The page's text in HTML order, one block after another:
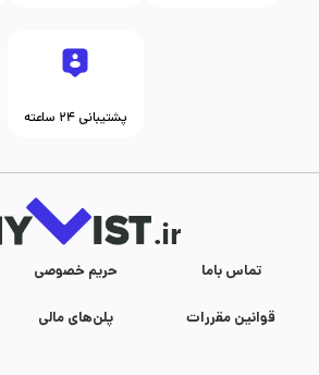
پشتیبانی ۲۴ ساعته
حریم خصوصی تماس با‌ما
پلن‌های مالی قوانین مقررات